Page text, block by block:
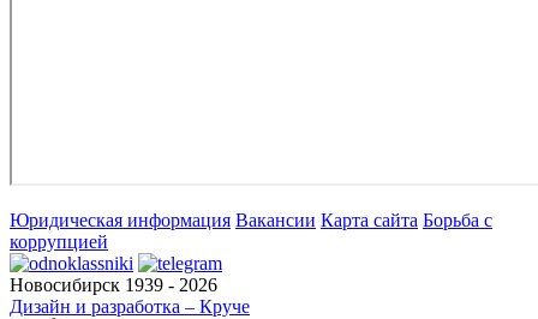
Юридическая информация Вакансии Карта сайта Борьба с
коррупцией
Новосибирск 1939 - 2026
Дизайн и разработка – Круче